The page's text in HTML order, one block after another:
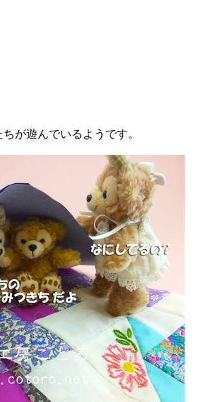
が遊んでいるようです。